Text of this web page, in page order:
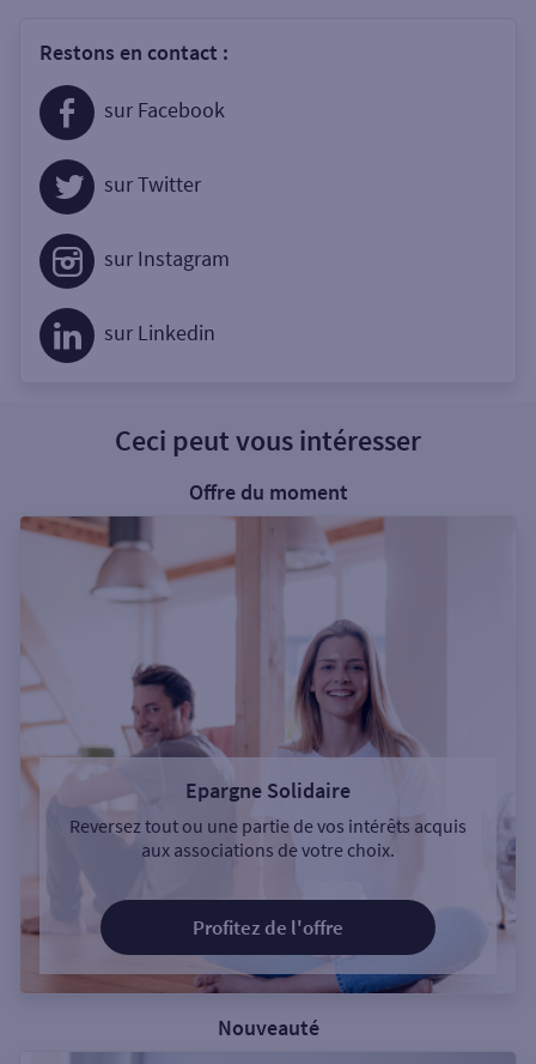
Restons en contact :
sur Facebook
sur Twitter
sur Instagram
sur Linkedin
Ceci peut vous intéresser
Offre du moment
Epargne Solidaire
Reversez tout ou une partie de vos intérêts acquis
aux associations de votre choix.
Profitez de l'offre
Nouveauté